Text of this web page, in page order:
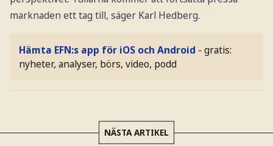
marknaden ett tag till, säger Karl Hedberg.
Hämta EFN:s app för iOS och Android - gratis:
nyheter, analyser, börs, video, podd
NÄSTA ARTIKEL